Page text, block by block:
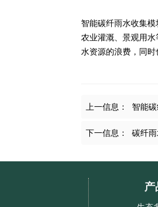
智能碳纤雨水收集
农业灌溉、景观用
水资源的浪费，同时
上一信息： 智能
下一信息： 碳纤
产